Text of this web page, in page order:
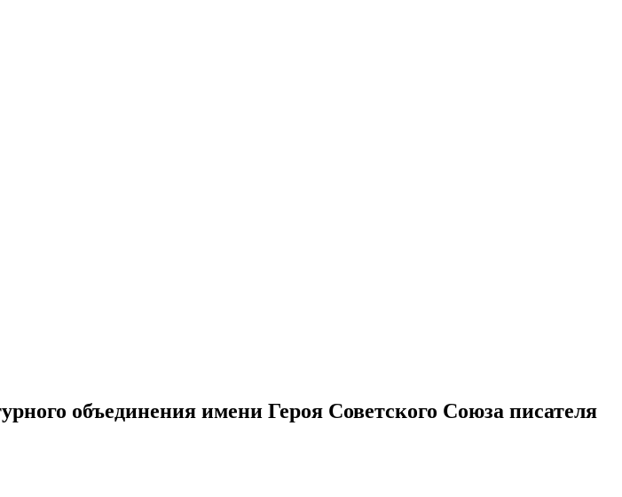
объединения имени Героя Советского Союза писателя